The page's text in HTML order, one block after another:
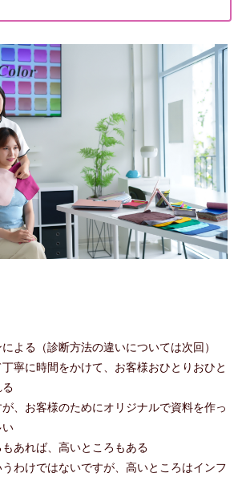
よる（診断方法の違いについては次回）
丁寧に時間をかけて、お客様おひとりおひと
が、お客様のためにオリジナルで資料を作っ
い
もあれば、高いところもある
うわけではないですが、高いところはインフ